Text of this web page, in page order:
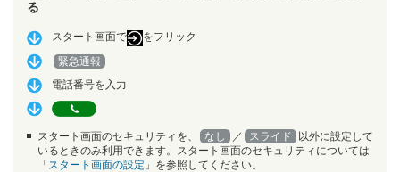
る
スタート画面で
をフリック
緊急通報
電話番号を入力
スタート画面のセキュリティを、 なし ／ スライド
以外に設定して
いるときのみ利用できます。スタート画面のセキュリティについては
「 スタート画面の設定 」を参照してください。